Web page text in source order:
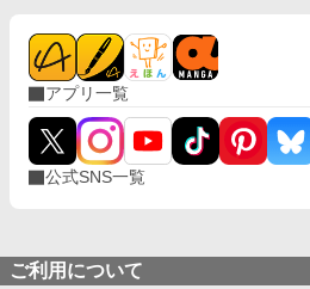
アプリ一覧
公式SNS一覧
ご利用について